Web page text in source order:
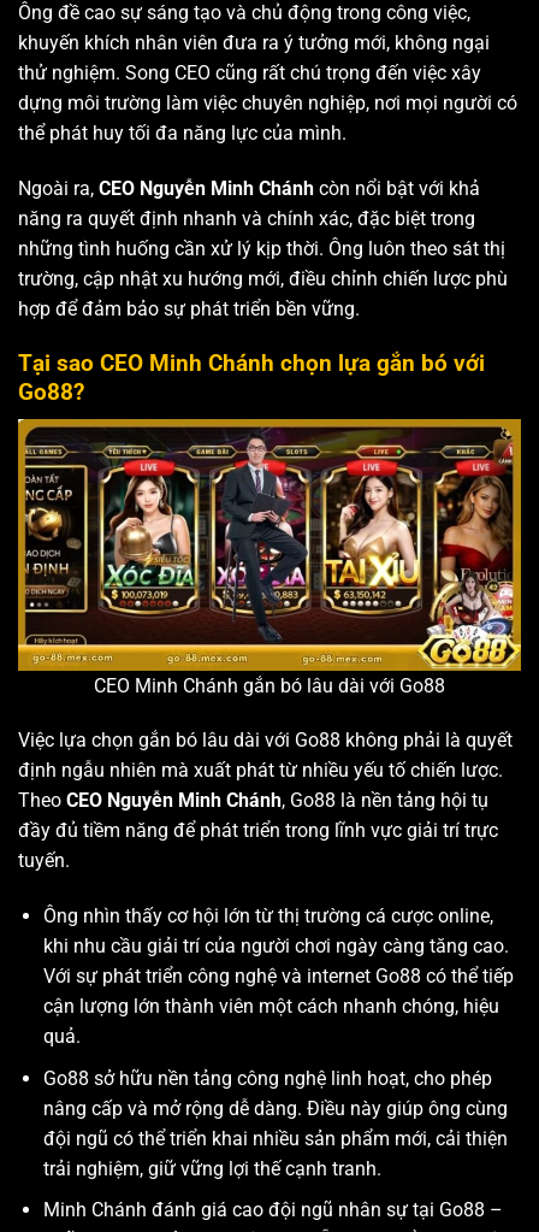
Ông đề cao sự sáng tạo và chủ động trong công việc,
khuyến khích nhân viên đưa ra ý tưởng mới, không ngại
thử nghiệm. Song CEO cũng rất chú trọng đến việc xây
dựng môi trường làm việc chuyên nghiệp, nơi mọi người có
thể phát huy tối đa năng lực của mình.
Ngoài ra, CEO Nguyễn Minh Chánh còn nổi bật với khả
năng ra quyết định nhanh và chính xác, đặc biệt trong
những tình huống cần xử lý kịp thời. Ông luôn theo sát thị
trường, cập nhật xu hướng mới, điều chỉnh chiến lược phù
hợp để đảm bảo sự phát triển bền vững.
Tại sao CEO Minh Chánh chọn lựa gắn bó với
Go88?
CEO Minh Chánh gắn bó lâu dài với Go88
Việc lựa chọn gắn bó lâu dài với Go88 không phải là quyết
định ngẫu nhiên mà xuất phát từ nhiều yếu tố chiến lược.
Theo CEO Nguyễn Minh Chánh, Go88 là nền tảng hội tụ
đầy đủ tiềm năng để phát triển trong lĩnh vực giải trí trực
tuyến.
Ông nhìn thấy cơ hội lớn từ thị trường cá cược online,
khi nhu cầu giải trí của người chơi ngày càng tăng cao.
Với sự phát triển công nghệ và internet Go88 có thể tiếp
cận lượng lớn thành viên một cách nhanh chóng, hiệu
quả.
Go88 sở hữu nền tảng công nghệ linh hoạt, cho phép
nâng cấp và mở rộng dễ dàng. Điều này giúp ông cùng
đội ngũ có thể triển khai nhiều sản phẩm mới, cải thiện
trải nghiệm, giữ vững lợi thế cạnh tranh.
Minh Chánh đánh giá cao đội ngũ nhân sự tại Go88 –